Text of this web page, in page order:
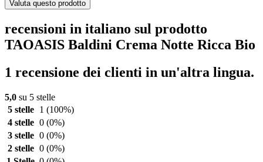
Valuta questo prodotto
recensioni in italiano sul prodotto
TAOASIS Baldini Crema Notte Ricca Bio
1 recensione dei clienti in un'altra lingua.
5,0 su 5 stelle
5 stelle
1 (100%)
4 stelle 0 (0%)
3 stelle 0 (0%)
2 stelle 0 (0%)